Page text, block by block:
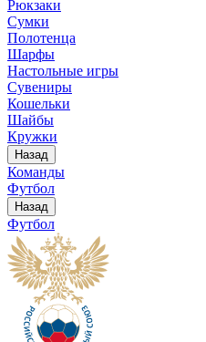
Рюкзаки
Сумки
Полотенца
Шарфы
Настольные игры
Сувениры
Кошельки
Шайбы
Кружки
Назад
Команды
Футбол
Назад
Футбол